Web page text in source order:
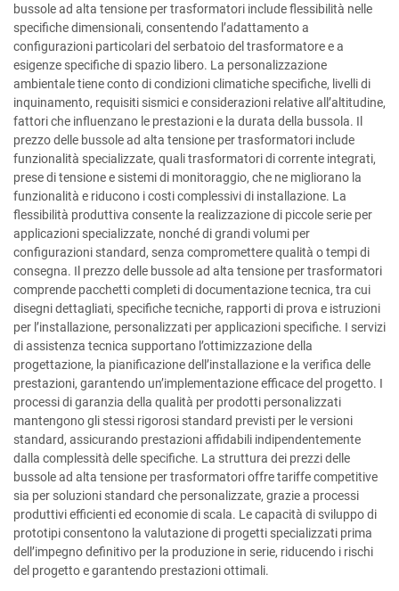
bussole ad alta tensione per trasformatori include flessibilità nelle
specifiche dimensionali, consentendo l’adattamento a
configurazioni particolari del serbatoio del trasformatore e a
esigenze specifiche di spazio libero. La personalizzazione
ambientale tiene conto di condizioni climatiche specifiche, livelli di
inquinamento, requisiti sismici e considerazioni relative all’altitudine,
fattori che influenzano le prestazioni e la durata della bussola. Il
prezzo delle bussole ad alta tensione per trasformatori include
funzionalità specializzate, quali trasformatori di corrente integrati,
prese di tensione e sistemi di monitoraggio, che ne migliorano la
funzionalità e riducono i costi complessivi di installazione. La
flessibilità produttiva consente la realizzazione di piccole serie per
applicazioni specializzate, nonché di grandi volumi per
configurazioni standard, senza compromettere qualità o tempi di
consegna. Il prezzo delle bussole ad alta tensione per trasformatori
comprende pacchetti completi di documentazione tecnica, tra cui
disegni dettagliati, specifiche tecniche, rapporti di prova e istruzioni
per l’installazione, personalizzati per applicazioni specifiche. I servizi
di assistenza tecnica supportano l’ottimizzazione della
progettazione, la pianificazione dell’installazione e la verifica delle
prestazioni, garantendo un’implementazione efficace del progetto. I
processi di garanzia della qualità per prodotti personalizzati
mantengono gli stessi rigorosi standard previsti per le versioni
standard, assicurando prestazioni affidabili indipendentemente
dalla complessità delle specifiche. La struttura dei prezzi delle
bussole ad alta tensione per trasformatori offre tariffe competitive
sia per soluzioni standard che personalizzate, grazie a processi
produttivi efficienti ed economie di scala. Le capacità di sviluppo di
prototipi consentono la valutazione di progetti specializzati prima
dell’impegno definitivo per la produzione in serie, riducendo i rischi
del progetto e garantendo prestazioni ottimali.